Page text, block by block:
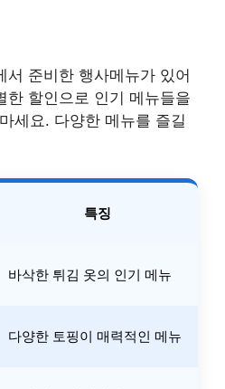
서 준비한 행사메뉴가 있어
한 할인으로 인기 메뉴들을
세요. 다양한 메뉴를 즐길
특징
바삭한 튀김 옷의 인기 메뉴
다양한 토핑이 매력적인 메뉴